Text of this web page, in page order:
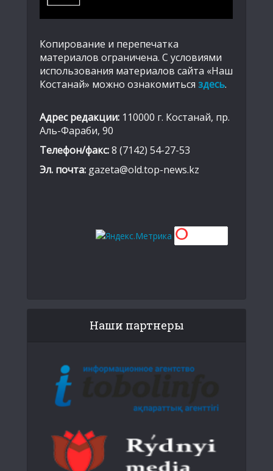
Копирование и перепечатка
материалов ограничена. С условиями
использования материалов сайта «Наш
Костанай» можно ознакомиться здесь.
Адрес редакции: 110000 г. Костанай, пр.
Аль-Фараби, 90
Телефон/факс:8 (7142) 54-27-53
Эл. почта: gazeta@old.top-news.kz
Наши партнеры